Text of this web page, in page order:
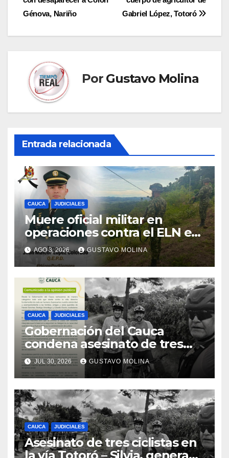
de
entradas
Gabriel López, Totoró
Génova, Nariño
Por Gustavo Molina
Entrada relacionada
CAUCA JUDICIALES
Muere oficial militar en
operaciones contra el ELN en
el sur del Cauca
AGO 3, 2026 GUSTAVO MOLINA
CAUCA JUDICIALES
Gobernación del Cauca
condena asesinato de tres
ciudadanos y exige medidas
urgentes al Gobierno
Nacional
JUL 30, 2026 GUSTAVO MOLINA
CAUCA JUDICIALES
Asesinato de tres ciclistas en